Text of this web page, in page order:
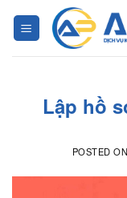
Lập hồ
POSTED